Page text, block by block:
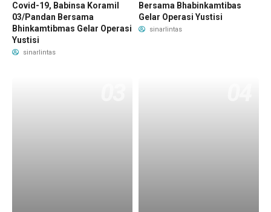
Covid-19, Babinsa Koramil
03/Pandan Bersama
Bhinkamtibmas Gelar Operasi
Yustisi
sinarlintas
Bersama Bhabinkamtibas
Gelar Operasi Yustisi
sinarlintas